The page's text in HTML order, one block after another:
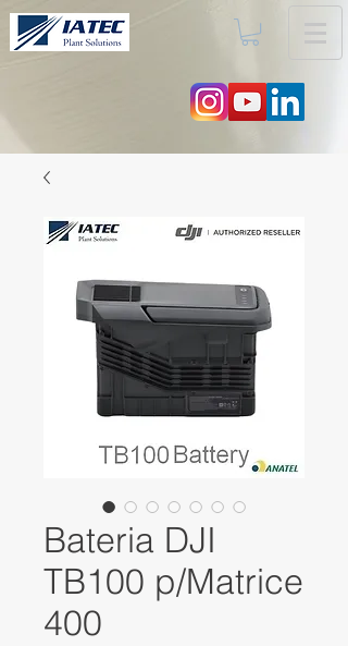
Bateria DJI
TB100 p/Matrice
400